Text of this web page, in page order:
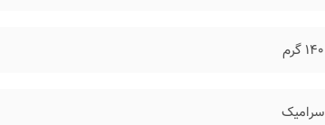
۱۴۰ گرم
سرامیک